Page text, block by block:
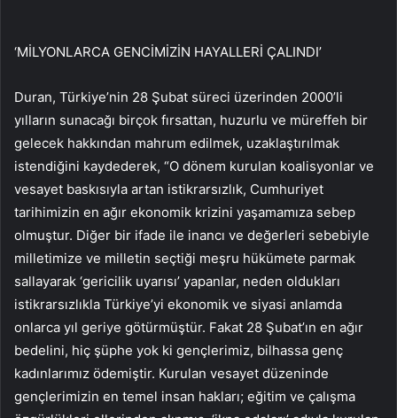
‘MİLYONLARCA GENCİMİZİN HAYALLERİ ÇALINDI’
Duran, Türkiye’nin 28 Şubat süreci üzerinden 2000’li
yılların sunacağı birçok fırsattan, huzurlu ve müreffeh bir
gelecek hakkından mahrum edilmek, uzaklaştırılmak
istendiğini kaydederek, “O dönem kurulan koalisyonlar ve
vesayet baskısıyla artan istikrarsızlık, Cumhuriyet
tarihimizin en ağır ekonomik krizini yaşamamıza sebep
olmuştur. Diğer bir ifade ile inancı ve değerleri sebebiyle
milletimize ve milletin seçtiği meşru hükümete parmak
sallayarak ‘gericilik uyarısı’ yapanlar, neden oldukları
istikrarsızlıkla Türkiye’yi ekonomik ve siyasi anlamda
onlarca yıl geriye götürmüştür. Fakat 28 Şubat’ın en ağır
bedelini, hiç şüphe yok ki gençlerimiz, bilhassa genç
kadınlarımız ödemiştir. Kurulan vesayet düzeninde
gençlerimizin en temel insan hakları; eğitim ve çalışma